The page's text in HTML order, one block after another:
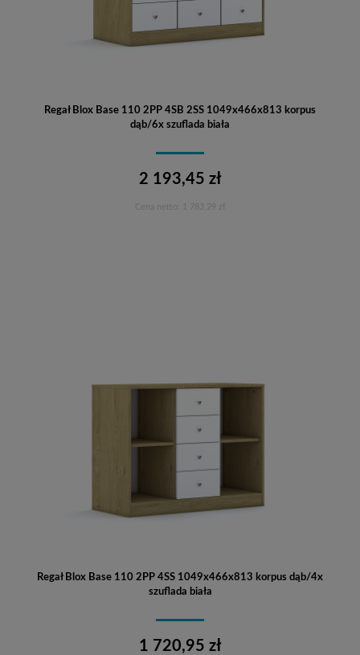
Regał Blox Base 110 2PP 4SB 2SS 1049x466x813 korpus
dąb/6x szuflada biała
2 193,45 zł
1 783,29 zł
Regał Blox Base 110 2PP 4SS 1049x466x813 korpus dąb/4x
szuflada biała
1 720,95 zł